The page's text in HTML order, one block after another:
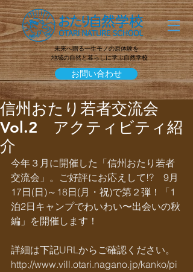
未来へ贈る一生モノの原体験を
地域の自然と暮らしに学ぶ自然学校
お問い合わせ
信州おたり若者交流会
Vol.2 アクティビティ紹
介
今年３月に開催した「信州おたり若者
交流会」。ご好評にお応えして!?　9月
17日(日)～18日(月・祝)で第２弾！「1
泊2日キャンプでわいわい〜出会いの秋
編」を開催します！
詳細は下記URLからご確認ください。
http://www.vill.otari.nagano.jp/kanko/pi